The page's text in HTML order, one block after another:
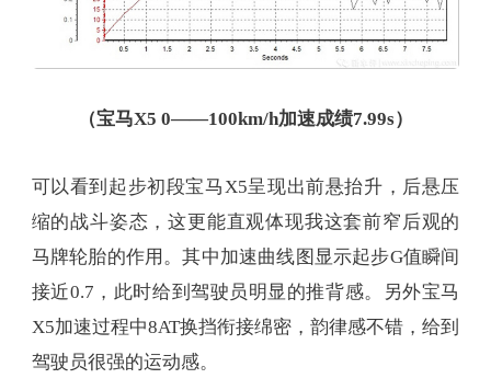
（宝马X5 0——100km/h加速成绩7.99s）
可以看到起步初段宝马X5呈现出前悬抬升，后悬压
缩的战斗姿态，这更能直观体现我这套前窄后观的
马牌轮胎的作用。其中加速曲线图显示起步G值瞬间
接近0.7，此时给到驾驶员明显的推背感。另外宝马
X5加速过程中8AT换挡衔接绵密，韵律感不错，给到
驾驶员很强的运动感。